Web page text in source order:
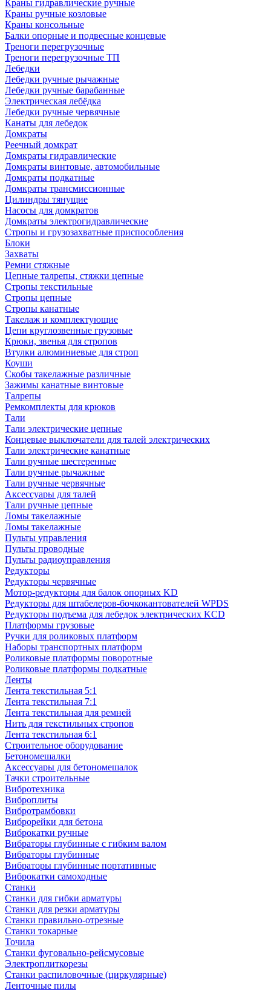
Краны гидравлические ручные
Краны ручные козловые
Краны консольные
Балки опорные и подвесные концевые
Треноги перегрузочные
Треноги перегрузочные ТП
Лебедки
Лебедки ручные рычажные
Лебедки ручные барабанные
Электрическая лебёдка
Лебедки ручные червячные
Канаты для лебедок
Домкраты
Реечный домкрат
Домкраты гидравлические
Домкраты винтовые, автомобильные
Домкраты подкатные
Домкраты трансмиссионные
Цилиндры тянущие
Насосы для домкратов
Домкраты электрогидравлические
Стропы и грузозахватные приспособления
Блоки
Захваты
Ремни стяжные
Цепные талрепы, стяжки цепные
Стропы текстильные
Стропы цепные
Стропы канатные
Такелаж и комплектующие
Цепи круглозвенные грузовые
Крюки, звенья для стропов
Втулки алюминиевые для строп
Коуши
Скобы такелажные различные
Зажимы канатные винтовые
Талрепы
Ремкомплекты для крюков
Тали
Тали электрические цепные
Концевые выключатели для талей электрических
Тали электрические канатные
Тали ручные шестеренные
Тали ручные рычажные
Тали ручные червячные
Аксессуары для талей
Тали ручные цепные
Ломы такелажные
Ломы такелажные
Пульты управления
Пульты проводные
Пульты радиоуправления
Редукторы
Редукторы червячные
Мотор-редукторы для балок опорных KD
Редукторы для штабелеров-бочкокантователей WPDS
Редукторы подъема для лебедок электрических KCD
Платформы грузовые
Ручки для роликовых платформ
Наборы транспортных платформ
Роликовые платформы поворотные
Роликовые платформы подкатные
Ленты
Лента текстильная 5:1
Лента текстильная 7:1
Лента текстильная для ремней
Нить для текстильных стропов
Лента текстильная 6:1
Строительное оборудование
Бетономешалки
Аксессуары для бетономешалок
Тачки строительные
Вибротехника
Виброплиты
Вибротрамбовки
Виброрейки для бетона
Виброкатки ручные
Вибраторы глубинные с гибким валом
Вибраторы глубинные
Вибраторы глубинные портативные
Виброкатки самоходные
Станки
Станки для гибки арматуры
Станки для резки арматуры
Станки правильно-отрезные
Станки токарные
Точила
Станки фуговально-рейсмусовые
Электроплиткорезы
Станки распиловочные (циркулярные)
Ленточные пилы